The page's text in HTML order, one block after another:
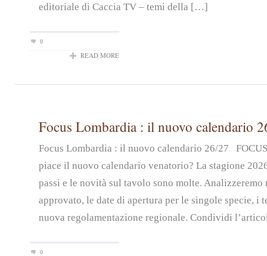
editoriale di Caccia TV – temi della […]
0
READ MORE
Focus Lombardia : il nuovo calendario
Focus Lombardia : il nuovo calendario 26/27
piace il nuovo calendario venatorio? La stagione
passi e le novità sul tavolo sono molte.
approvato, le date di apertura per le singole specie, i
nuova regolamentazione regionale. Condividi
0